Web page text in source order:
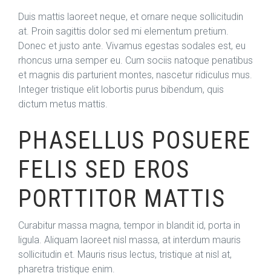
Duis mattis laoreet neque, et ornare neque sollicitudin
at. Proin sagittis dolor sed mi elementum pretium.
Donec et justo ante. Vivamus egestas sodales est, eu
rhoncus urna semper eu. Cum sociis natoque penatibus
et magnis dis parturient montes, nascetur ridiculus mus.
Integer tristique elit lobortis purus bibendum, quis
dictum metus mattis.
PHASELLUS POSUERE
FELIS SED EROS
PORTTITOR MATTIS
Curabitur massa magna, tempor in blandit id, porta in
ligula. Aliquam laoreet nisl massa, at interdum mauris
sollicitudin et. Mauris risus lectus, tristique at nisl at,
pharetra tristique enim.